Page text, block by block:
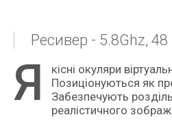
Ресивер - 5.8Ghz,
Я
кісні окуляри віртуальної реальності для управління звичайними квадрокоптерами та FPV-дронами.
Позиціонуються як
Забезпечують
реалістичного